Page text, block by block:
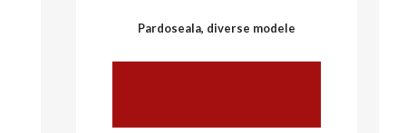
Pardoseala, diverse modele